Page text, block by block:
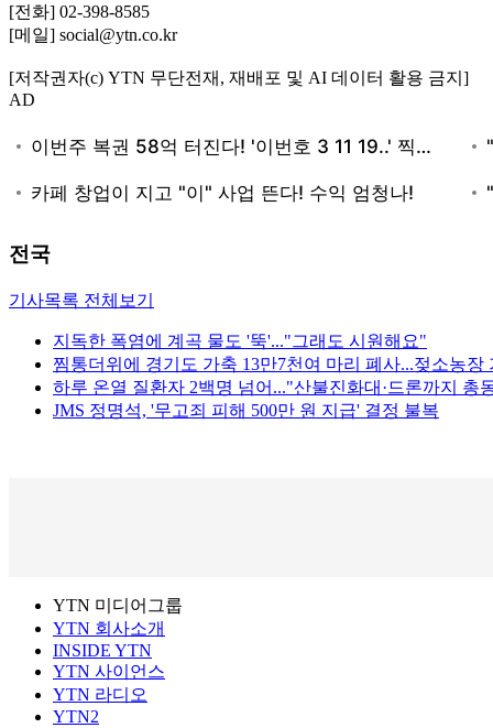
[전화] 02-398-8585
[메일] social@ytn.co.kr
[저작권자(c) YTN 무단전재, 재배포 및 AI 데이터 활용 금지]
AD
전국
기사목록 전체보기
지독한 폭염에 계곡 물도 '뚝'..."그래도 시원해요"
찜통더위에 경기도 가축 13만7천여 마리 폐사...젖소농장
하루 온열 질환자 2백명 넘어..."산불진화대·드론까지 총
JMS 정명석, '무고죄 피해 500만 원 지급' 결정 불복
YTN 미디어그룹
YTN 회사소개
INSIDE YTN
YTN 사이언스
YTN 라디오
YTN2